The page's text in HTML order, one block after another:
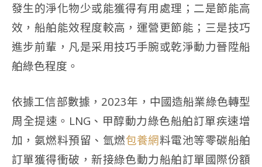
發生的淨化物少或能獲得有用處理；二是節能高
效，船舶能效程度較高，運營更節能；三是技巧
進步前輩，凡是采用技巧手腕或乾淨動力晉陞船
舶綠色程度。
依據工信部數據，2023年，中國造船業綠色轉型
周全提速。LNG、甲醇動力綠色船舶訂單疾速增
加，氨燃料預留、氫燃包養網料電池等零碳船舶
訂單獲得衝破，新接綠色動力船舶訂單國際份額